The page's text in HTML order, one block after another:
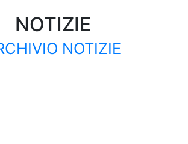
NOTIZIE
NOTIZIE